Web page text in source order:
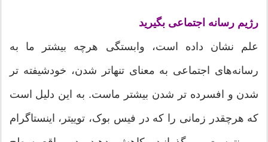
رژیم رسانه اجتماعی بگیرید
علم نشان داده است، وابستگی هرچه بیشتر ما به
رسانه‌های اجتماعی به معنای تنهاتر شدن، خودشیفته تر
شدن و افسرده تر شدن بیشتر ماست. به این دلیل است
که هرچقدر زمانی را که در فیس بوک، توییتر، اینستاگرام